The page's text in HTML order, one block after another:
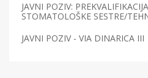
JAVNI POZIV:
STOMATOLOŠKE SESTRE/
JAVNI POZIV - VIA DINARICA III